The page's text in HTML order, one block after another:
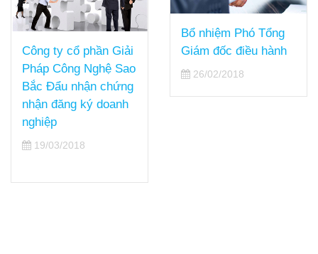
Công ty cổ phần Giải
Pháp Công Nghệ Sao
Bắc Đẩu nhận chứng
nhận đăng ký doanh
nghiệp
19/03/2018
Bổ nhiệm Phó Tổng
Giám đốc điều hành
26/02/2018